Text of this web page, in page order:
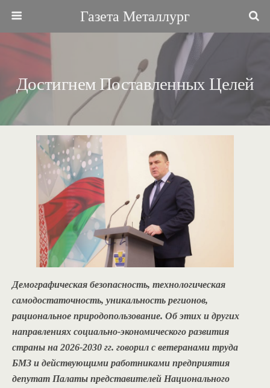
Газета Металлург
Достигнем Поставленных Целей
Демографическая безопасность, технологическая
самодостаточность, уникальность регионов,
рациональное природопользование. Об этих и других
направлениях социально-экономического развития
страны на 2026-2030 гг. говорил с ветеранами труда
БМЗ и действующими работниками предприятия
депутат Палаты представителей Национального